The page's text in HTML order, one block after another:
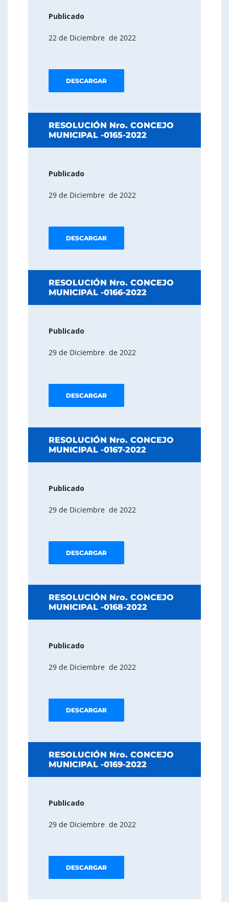
Publicado
22 de Diciembre de 2022
DESCARGAR
RESOLUCIÓN Nro. CONCEJO
MUNICIPAL -0165-2022
Publicado
29 de Diciembre de 2022
DESCARGAR
RESOLUCIÓN Nro. CONCEJO
MUNICIPAL -0166-2022
Publicado
29 de Diciembre de 2022
DESCARGAR
RESOLUCIÓN Nro. CONCEJO
MUNICIPAL -0167-2022
Publicado
29 de Diciembre de 2022
DESCARGAR
RESOLUCIÓN Nro. CONCEJO
MUNICIPAL -0168-2022
Publicado
29 de Diciembre de 2022
DESCARGAR
RESOLUCIÓN Nro. CONCEJO
MUNICIPAL -0169-2022
Publicado
29 de Diciembre de 2022
DESCARGAR